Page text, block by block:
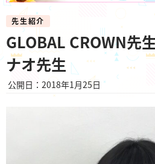
先生紹介
GLOBAL CROWN先
ナオ先生
公開日：2018年1月25日